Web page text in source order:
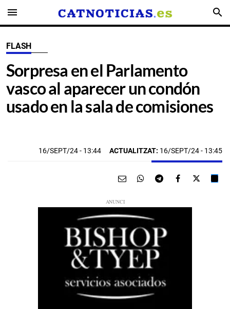
menu search
FLASH
Sorpresa en el Parlamento
vasco al aparecer un condón
usado en la sala de comisiones
16/SEPT/24- 13:44 ACTUALITZAT: 16/SEPT/24 - 13:45